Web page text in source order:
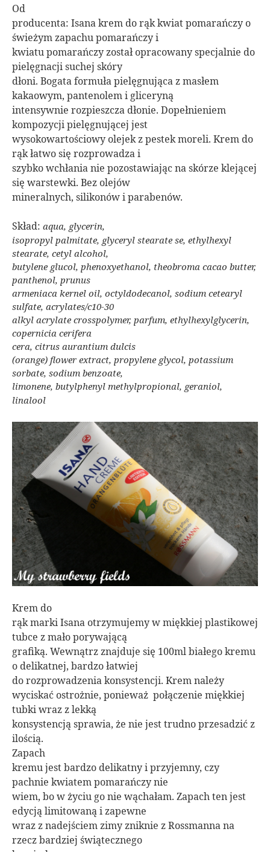
Od
producenta: Isana krem do rąk kwiat pomarańczy o
świeżym zapachu pomarańczy i
kwiatu pomarańczy został opracowany specjalnie do
pielęgnacji suchej skóry
dłoni. Bogata formuła pielęgnująca z masłem
kakaowym, pantenolem i gliceryną
intensywnie rozpieszcza dłonie. Dopełnieniem
kompozycji pielęgnującej jest
wysokowartościowy olejek z pestek moreli. Krem do
rąk łatwo się rozprowadza i
szybko wchłania nie pozostawiając na skórze klejącej
się warstewki. Bez olejów
mineralnych, silikonów i parabenów.
Skład: aqua, glycerin,
isopropyl palmitate, glyceryl stearate se, ethylhexyl
stearate, cetyl alcohol,
butylene glucol, phenoxyethanol, theobroma cacao butter,
panthenol, prunus
armeniaca kernel oil, octyldodecanol, sodium cetearyl
sulfate, acrylates/c10-30
alkyl acrylate crosspolymer, parfum, ethylhexylglycerin,
copernicia cerifera
cera, citrus aurantium dulcis
(orange) flower extract, propylene glycol, potassium
sorbate, sodium benzoate,
limonene, butylphenyl methylpropional, geraniol,
linalool
Krem do
rąk marki Isana otrzymujemy w miękkiej plastikowej
tubce z mało porywającą
grafiką. Wewnątrz znajduje się 100ml białego kremu
o delikatnej, bardzo łatwiej
do rozprowadzenia konsystencji. Krem należy
wyciskać ostrożnie, ponieważ połączenie miękkiej
tubki wraz z lekką
konsystencją sprawia, że nie jest trudno przesadzić z
ilością.
Zapach
kremu jest bardzo delikatny i przyjemny, czy
pachnie kwiatem pomarańczy nie
wiem, bo w życiu go nie wąchałam. Zapach ten jest
edycją limitowaną i zapewne
wraz z nadejściem zimy zniknie z Rossmanna na
rzecz bardziej świątecznego